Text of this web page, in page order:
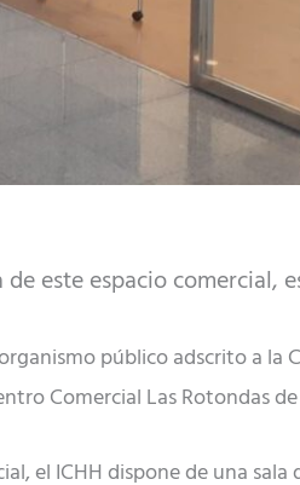
este espacio comercial,
público adscrito a la
Comercial Las Rotondas
el ICHH dispone de una